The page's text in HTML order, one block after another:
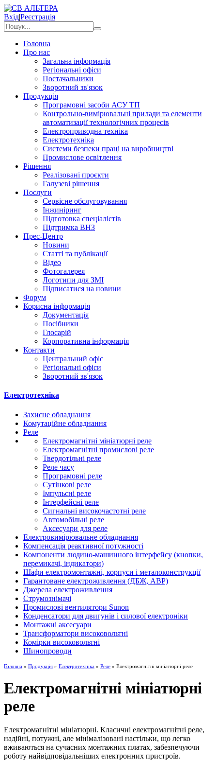
Вхід|Реєстрація
Головна
Про нас
Загальна інформація
Регіональні офіси
Постачальники
Зворотний зв'язок
Продукція
Програмовні засоби АСУ ТП
Контрольно-вимірювальні прилади та елементи
автоматизації технологічних процесів
Електроприводна техніка
Електротехніка
Системи безпеки праці на виробництві
Промислове освітлення
Рішення
Реалізовані проєкти
Галузеві рішення
Послуги
Сервісне обслуговування
Інжиніринг
Підготовка спеціалістів
Підтримка ВНЗ
Прес-Центр
Новини
Статті та публікації
Відео
Фотогалерея
Логотипи для ЗМІ
Підписатися на новини
Форум
Корисна інформація
Документація
Посібники
Глосарій
Корпоративна інформація
Контакти
Центральний офіс
Регіональні офіси
Зворотний зв'язок
Електротехніка
Захисне обладнання
Комутаційне обладнання
Реле
Електромагнітні мініатюрні реле
Електромагнітні промислові реле
Твердотільні реле
Реле часу
Програмовні реле
Сутінкові реле
Імпульсні реле
Інтерфейсні реле
Сигнальні високочастотні реле
Автомобільні реле
Аксесуари для реле
Електровимірювальне обладнання
Компенсація реактивної потужності
Компоненти людино-машинного інтерфейсу (кнопки,
перемикачі, індикатори)
Шафи електромонтажні, корпуси і металоконструкції
Гарантоване електроживлення (ДБЖ, АВР)
Джерела електроживлення
Струмознімачі
Промислові вентилятори Sunon
Конденсатори для двигунів і силової електроніки
Монтажні аксесуари
Трансформатори високовольтні
Комірки високовольтні
Шинопроводи
Головна » Продукція » Електротехніка » Реле » Електромагнітні мініатюрні реле
Електромагнітні мініатюрні
реле
Електромагнітні мініатюрні. Класичні електромагнітні реле,
надійні, потужні, але мінімалізовані настільки, що легко
вживаються на сучасних монтажних платах, забезпечуючи
роботу найвідповідальніших електронних пристроїв.